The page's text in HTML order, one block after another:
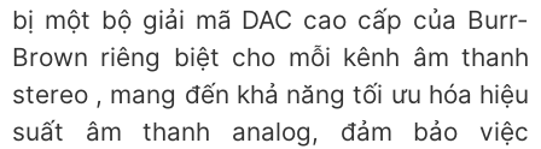
bị một bộ giải mã DAC cao cấp của Burr-
Brown riêng biệt cho mỗi kênh âm thanh
stereo , mang đến khả năng tối ưu hóa hiệu
suất âm thanh analog, đảm bảo việc